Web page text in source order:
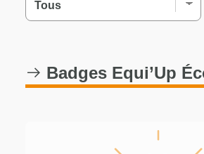
Économique 0%
Mon score
signatures
Badges Equi’Up